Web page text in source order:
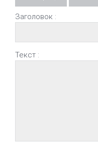
Заголовок :
Текст :